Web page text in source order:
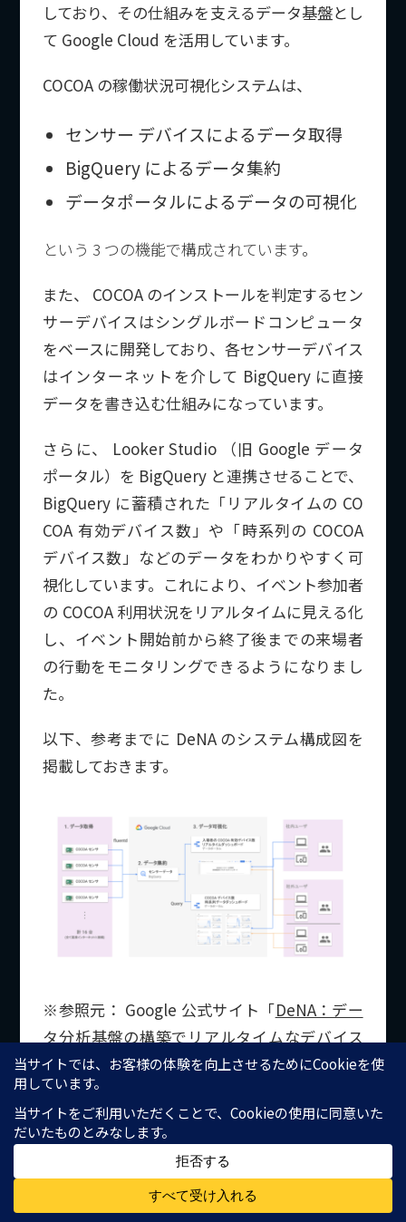
しており、その仕組みを支えるデータ基盤とし
て Google Cloud を活用しています。
COCOA の稼働状況可視化システムは、
センサー デバイスによるデータ取得
BigQuery によるデータ集約
データポータルによるデータの可視化
という 3 つの機能で構成されています。
また、 COCOA のインストールを判定するセン
サーデバイスはシングルボードコンピュータ
をベースに開発しており、各センサーデバイス
はインターネットを介して BigQuery に直接
データを書き込む仕組みになっています。
さらに、 Looker Studio （旧 Google データ
ポータル）を BigQuery と連携させることで、
BigQuery に蓄積された「リアルタイムの CO
COA 有効デバイス数」や「時系列の COCOA
デバイス数」などのデータをわかりやすく可
視化しています。これにより、イベント参加者
の COCOA 利用状況をリアルタイムに見える化
し、イベント開始前から終了後までの来場者
の行動をモニタリングできるようになりまし
た。
以下、参考までに DeNA のシステム構成図を
掲載しておきます。
※参照元： Google 公式サイト「DeNA：デー
タ分析基盤の構築でリアルタイムなデバイス
データの収集・分析を実現。コロナ禍の安
心・安全なイベント開催に貢献
ギフティ
個人向けのカジュアルギフトサービス「 gifte